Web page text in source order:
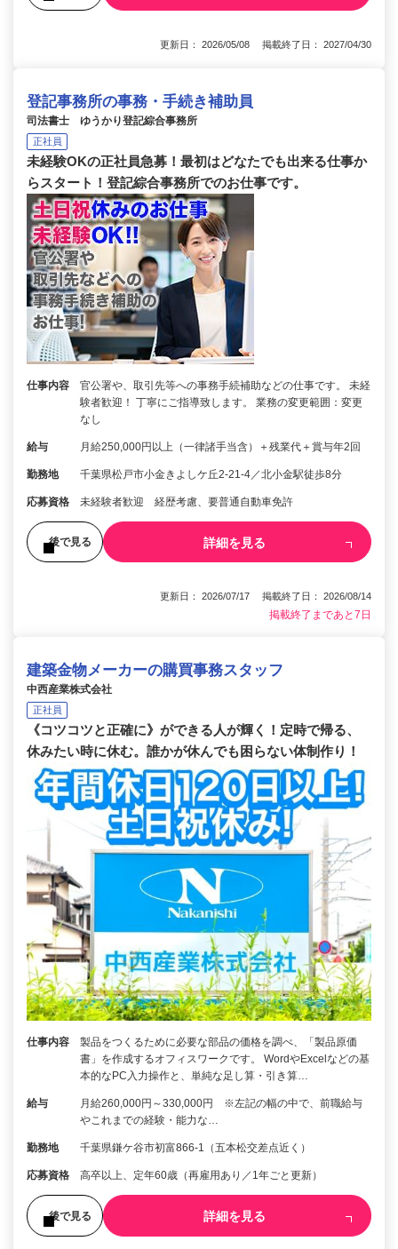
更新日： 2026/05/08 掲載終了日： 2027/04/30
登記事務所の事務・手続き補助員
司法書士 ゆうかり登記綜合事務所
正社員
未経験OKの正社員急募！最初はどなたでも出来る仕事か
らスタート！登記綜合事務所でのお仕事です。
仕事内容
官公署や、取引先等への事務手続補助などの仕事です。 未経
験者歓迎！ 丁寧にご指導致します。 業務の変更範囲：変更
なし
給与 月給250,000円以上（一律諸手当含）＋残業代＋賞与年2回
勤務地 千葉県松戸市小金きよしケ丘2-21-4／北小金駅徒歩8分
応募資格 未経験者歓迎 経歴考慮、要普通自動車免許
後で見る 詳細を見る
更新日： 2026/07/17 掲載終了日： 2026/08/14
掲載終了まであと7日
建築金物メーカーの購買事務スタッフ
中西産業株式会社
正社員
《コツコツと正確に》ができる人が輝く！定時で帰る、
休みたい時に休む。誰かが休んでも困らない体制作り！
仕事内容
製品をつくるために必要な部品の価格を調べ、「製品原価
書」を作成するオフィスワークです。 WordやExcelなどの基
本的なPC入力操作と、単純な足し算・引き算…
給与
月給260,000円～330,000円 ※左記の幅の中で、前職給与
やこれまでの経験・能力な…
勤務地 千葉県鎌ケ谷市初富866-1（五本松交差点近く）
応募資格 高卒以上、定年60歳（再雇用あり／1年ごと更新）
後で見る 詳細を見る